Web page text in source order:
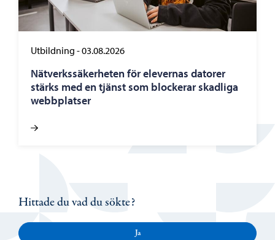
Utbildning -03.08.2026
Nätverkssäkerheten för elevernas datorer
stärks med en tjänst som blockerar skadliga
webbplatser
Hittade du vad du sökte?
Ja